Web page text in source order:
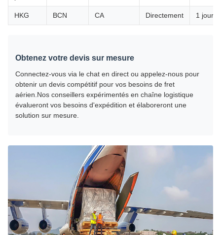
HKG BCN CA Directement 1 jour
Obtenez votre devis sur mesure
Connectez-vous via le chat en direct ou appelez-nous pour
obtenir un devis compétitif pour vos besoins de fret
aérien.Nos conseillers expérimentés en chaîne logistique
évalueront vos besoins d'expédition et élaboreront une
solution sur mesure.